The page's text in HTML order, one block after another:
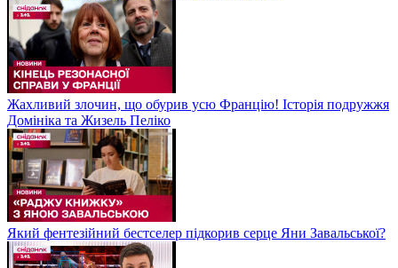
Жахливий злочин, що обурив усю Францію! Історія подружжя
Домініка та Жизель Пеліко
Який фентезійний бестселер підкорив серце Яни Завальської?